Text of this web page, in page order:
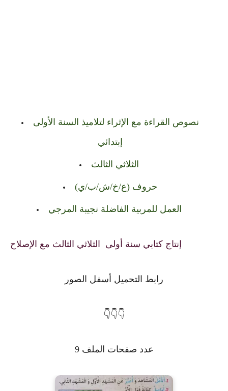
نصوص القراءة مع الإثراء لتلاميذ السنة الأولى
إبتدائي
حروف (ع/خ/ش/ب/ي)
العمل للمربية الفاضلة نجيبة المرجي
رابط التحميل أسفل الصور
👇👇👇
عدد صفحات الملف 9